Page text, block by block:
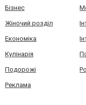
Бізнес
Жіночий розділ
Економіка
Кулінарія
Подорожі
Реклама